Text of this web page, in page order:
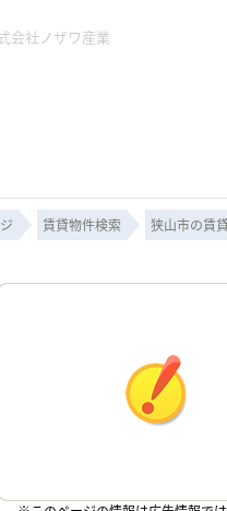
会社ノザワ産業
売却の流れ
事業用物件
ージTOP
ウス所沢店 ピタット
賃貸物件検索 狭山市の賃